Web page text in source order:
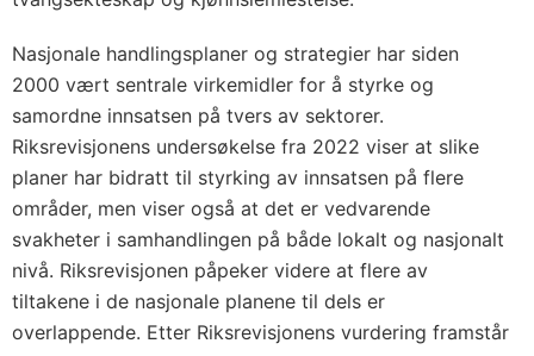
Nasjonale handlingsplaner og strategier har siden
2000 vært sentrale virkemidler for å styrke og
samordne innsatsen på tvers av sektorer.
Riksrevisjonens undersøkelse fra 2022 viser at slike
planer har bidratt til styrking av innsatsen på flere
områder, men viser også at det er vedvarende
svakheter i samhandlingen på både lokalt og nasjonalt
nivå. Riksrevisjonen påpeker videre at flere av
tiltakene i de nasjonale planene til dels er
overlappende. Etter Riksrevisjonens vurdering framstår